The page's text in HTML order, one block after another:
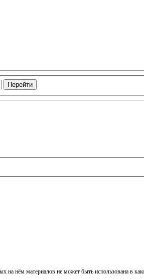
на нём материалов не может быть использована в